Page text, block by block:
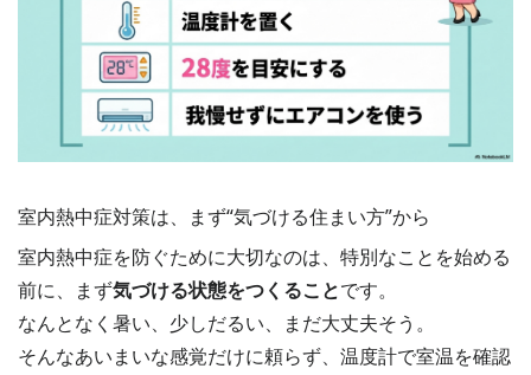
室内熱中症対策は、まず“気づける住まい方”から
室内熱中症を防ぐために大切なのは、特別なことを始める
前に、まず気づける状態をつくることです。
なんとなく暑い、少しだるい、まだ大丈夫そう。
そんなあいまいな感覚だけに頼らず、温度計で室温を確認